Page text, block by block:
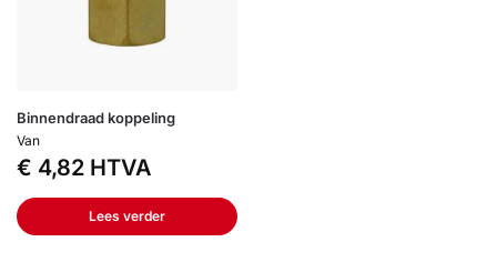
Binnendraad koppeling
Van
€ 4,82 HTVA
Lees verder